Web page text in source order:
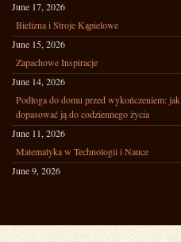
June 17, 2026
Bielizna i Stroje Kąpielowe
June 15, 2026
Zapachowe Inspiracje
June 14, 2026
Podłoga do domu przed wykończeniem: jak
dopasować ją do codziennego życia
June 11, 2026
Matematyka w Technologii i Nauce
June 9, 2026